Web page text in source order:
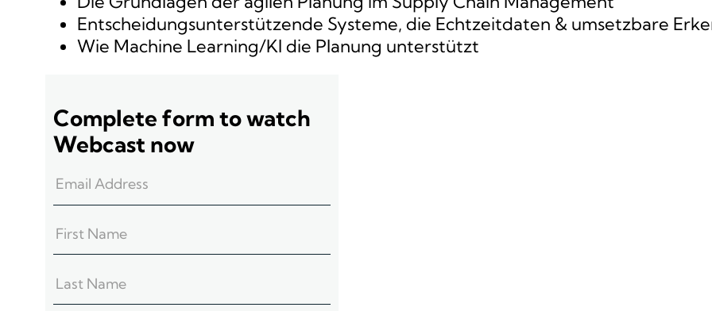
Entscheidungsunterstützende Systeme, die Echtzeitdaten & umsetzbare
Wie Machine Learning/KI die Planung unterstützt
Complete form to watch
Webcast now